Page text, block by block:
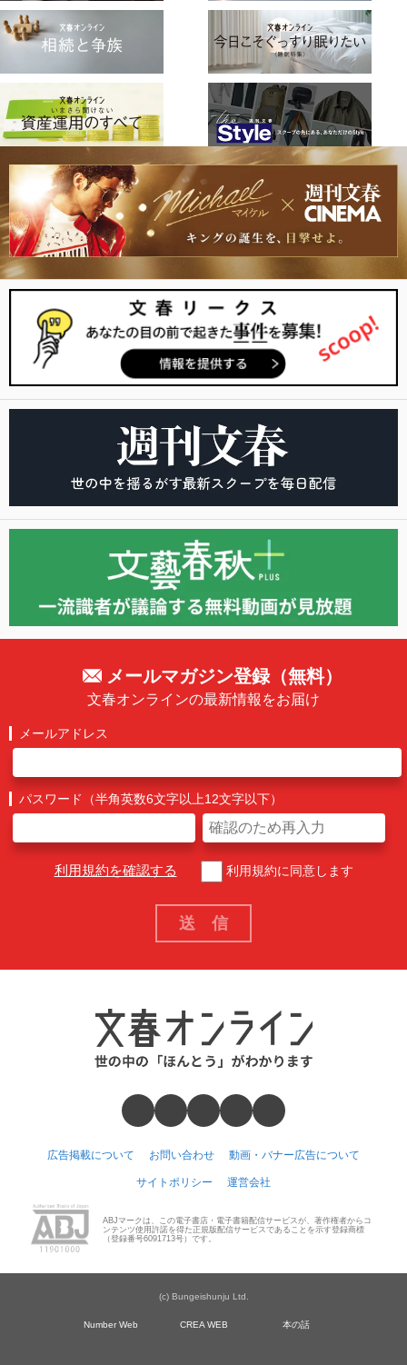
メールマガジン登録（無料）
文春オンラインの最新情報をお届け
メールアドレス
パスワード（半角英数6文字以上12文字以下）
利用規約を確認する 利用規約に同意します
広告掲載について お問い合わせ 動画・バナー広告について
サイトポリシー 運営会社
ABJマークは、この電子書店・電子書籍配信サービスが、著作権者からコ
ンテンツ使用許諾を得た正規版配信サービスであることを示す登録商標
（登録番号6091713号）です。
(c) Bungeishunju Ltd.
Number Web CREA WEB 本の話